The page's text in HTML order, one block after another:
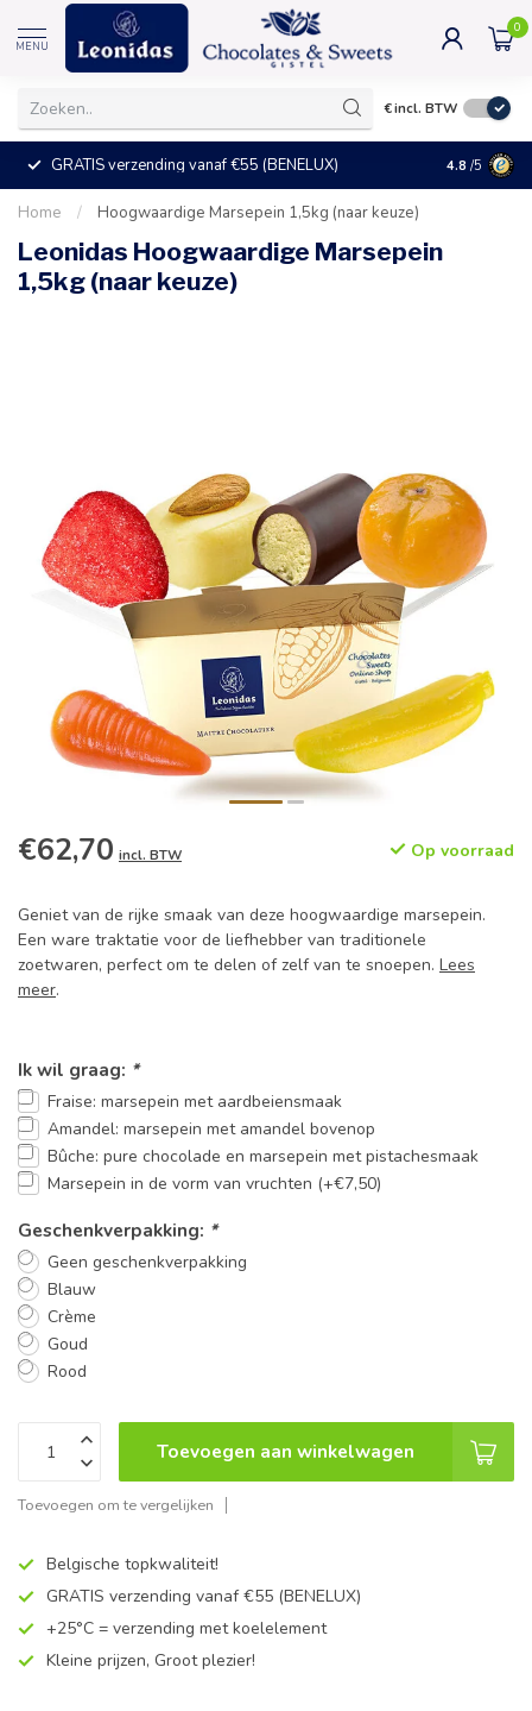
MENU
0
€incl. BTW
GRATIS verzending vanaf €55 (BENELUX) +25°C =
4.8 /5
Home / Hoogwaardige Marsepein 1,5kg (naar keuze)
Leonidas Hoogwaardige Marsepein
1,5kg (naar keuze)
€62,70 incl. BTW Op voorraad
Geniet van de rijke smaak van deze hoogwaardige marsepein.
Een ware traktatie voor de liefhebber van traditionele
zoetwaren, perfect om te delen of zelf van te snoepen. Lees
meer.
Ik wil graag: *
Fraise: marsepein met aardbeiensmaak
Amandel: marsepein met amandel bovenop
Bûche: pure chocolade en marsepein met pistachesmaak
Marsepein in de vorm van vruchten (+€7,50)
Geschenkverpakking: *
Geen geschenkverpakking
Blauw
Crème
Goud
Rood
Toevoegen aan winkelwagen
Toevoegen om te vergelijken
Belgische topkwaliteit!
GRATIS verzending vanaf €55 (BENELUX)
+25°C = verzending met koelelement
Kleine prijzen, Groot plezier!